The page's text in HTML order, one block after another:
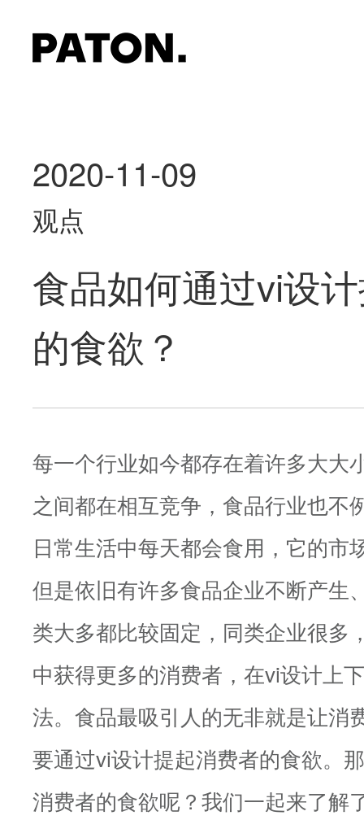
2020-11-09
观点
食品如何通过vi设
的食欲？
每一个行业如今都存在着许多大大
之间都在相互竞争，食品行业也不
日常生活中每天都会食用，它的市
但是依旧有许多食品企业不断产生
类大多都比较固定，同类企业很多
中获得更多的消费者，在vi设计上
法。食品最吸引人的无非就是让消
要通过vi设计提起消费者的食欲。
消费者的食欲呢？我们一起来了解